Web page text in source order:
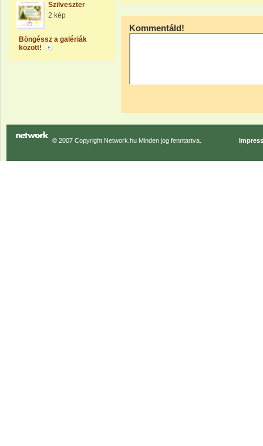
Szilveszter
2 kép
Böngéssz a galériák
között!
Kommentáld!
© 2007 Copyright Network.hu Minden jog fenntartva.